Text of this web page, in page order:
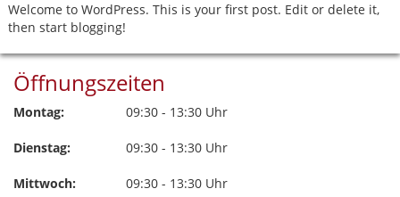
Welcome to WordPress. This is your first post. Edit or delete it,
then start blogging!
Öffnungszeiten
Montag: 09:30 - 13:30 Uhr
Dienstag: 09:30 - 13:30 Uhr
Mittwoch: 09:30 - 13:30 Uhr